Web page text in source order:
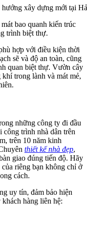
xây dựng mới tại
bao quanh kiến trúc
trình biệt thự.
hợp với điều kiện thời
sẽ và độ an toàn, cũng
quan biệt thự. Vườn cây
trong lành và mát mẻ,
những công ty đi đầu
trình nhà dân trên
trên 10 năm kinh
thiết kế nhà đẹp,
giao đúng tiến độ. Hãy
riêng bạn không chỉ ở
cách.
uy tín, đảm bảo hiện
hàng liên hệ: